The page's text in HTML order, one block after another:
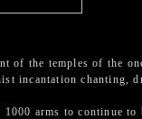
of the temples of the
incantation chanting,
arms to continue to